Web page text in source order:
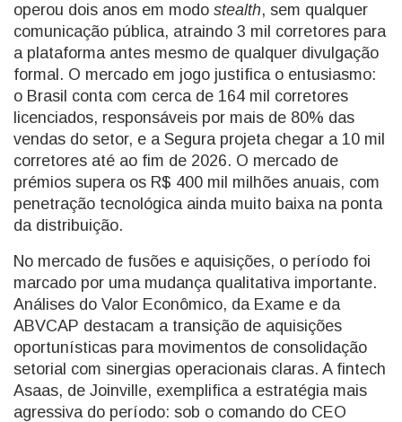
operou dois anos em modo stealth, sem qualquer
comunicação pública, atraindo 3 mil corretores para
a plataforma antes mesmo de qualquer divulgação
formal. O mercado em jogo justifica o entusiasmo:
o Brasil conta com cerca de 164 mil corretores
licenciados, responsáveis por mais de 80% das
vendas do setor, e a Segura projeta chegar a 10 mil
corretores até ao fim de 2026. O mercado de
prémios supera os R$ 400 mil milhões anuais, com
penetração tecnológica ainda muito baixa na ponta
da distribuição.
No mercado de fusões e aquisições, o período foi
marcado por uma mudança qualitativa importante.
Análises do Valor Econômico, da Exame e da
ABVCAP destacam a transição de aquisições
oportunísticas para movimentos de consolidação
setorial com sinergias operacionais claras. A fintech
Asaas, de Joinville, exemplifica a estratégia mais
agressiva do período: sob o comando do CEO